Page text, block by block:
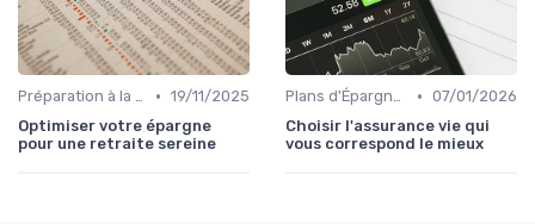
Préparation à la Retraite • 19/11/2025
Optimiser votre épargne
pour une retraite sereine
Plans d'Épargne et Assurance Vie • 07/01/2026
Choisir l'assurance vie qui
vous correspond le mieux